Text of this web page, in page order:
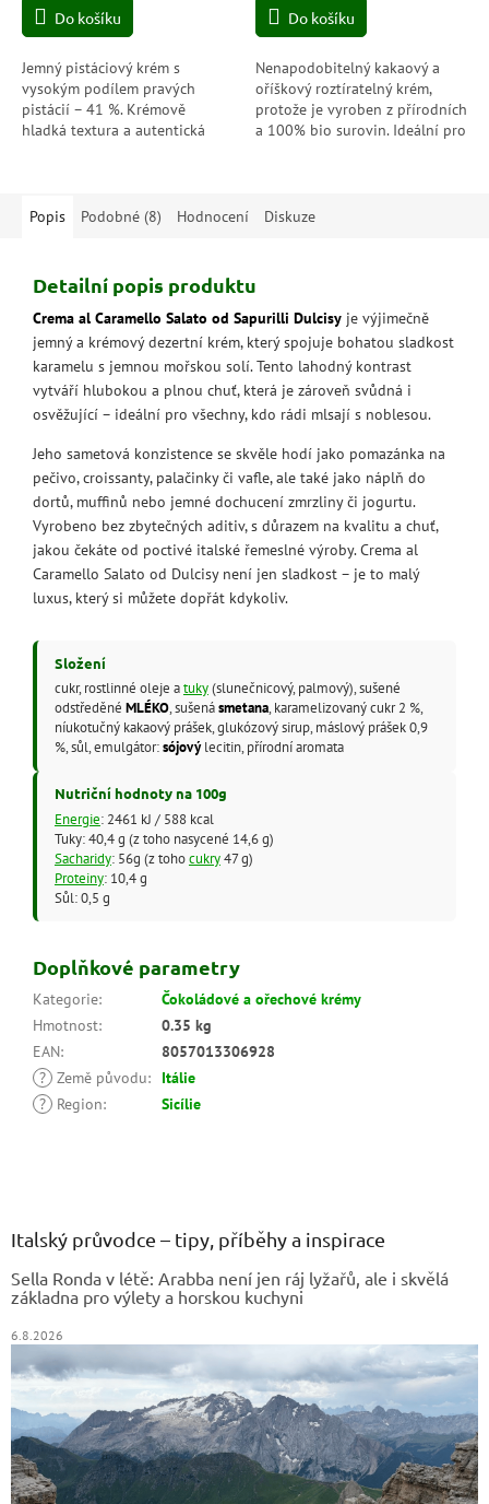
5
hvězdiček.
Do košíku
Jemný pistáciový krém s
vysokým podílem pravých
pistácií – 41 %. Krémově
hladká textura a autentická
5
hvězdiček.
Do košíku
Nenapodobitelný kakaový a
oříškový roztíratelný krém,
protože je vyroben z přírodních
a 100% bio surovin. Ideální pro
Popis Podobné (8) Hodnocení Diskuze
Detailní popis produktu
Crema al Caramello Salato od Sapurilli Dulcisy je výjimečně
jemný a krémový dezertní krém, který spojuje bohatou sladkost
karamelu s jemnou mořskou solí. Tento lahodný kontrast
vytváří hlubokou a plnou chuť, která je zároveň svůdná i
osvěžující – ideální pro všechny, kdo rádi mlsají s noblesou.
Jeho sametová konzistence se skvěle hodí jako pomazánka na
pečivo, croissanty, palačinky či vafle, ale také jako náplň do
dortů, muffinů nebo jemné dochucení zmrzliny či jogurtu.
Vyrobeno bez zbytečných aditiv, s důrazem na kvalitu a chuť,
jakou čekáte od poctivé italské řemeslné výroby. Crema al
Caramello Salato od Dulcisy není jen sladkost – je to malý
luxus, který si můžete dopřát kdykoliv.
Složení
cukr, rostlinné oleje atuky(slunečnicový, palmový), sušené
odstředěné MLÉKO, sušenásmetana, karamelizovaný cukr 2 %,
níukotučný kakaový prášek, glukózový sirup, máslový prášek 0,9
%, sůl, emulgátor:sójovýlecitin, přírodní aromata
Nutriční hodnoty na 100g
Energie: 2461 kJ / 588 kcal
Tuky: 40,4 g (z toho nasycené 14,6 g)
Sacharidy: 56g (z tohocukry47 g)
Proteiny: 10,4 g
Sůl: 0,5 g
Doplňkové parametry
Kategorie:
Čokoládové a ořechové krémy
Hmotnost:
0.35 kg
EAN:
8057013306928
? Země původu:
Itálie
?
Region: Sicílie
Italský průvodce – tipy, příběhy a inspirace
Sella Ronda v létě: Arabba není jen ráj lyžařů, ale i skvělá
základna pro výlety a horskou kuchyni
6.8.2026